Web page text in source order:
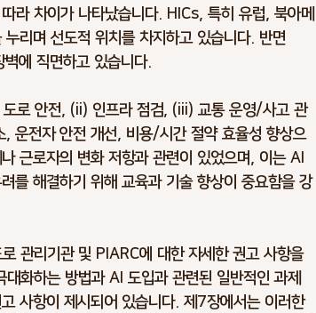
라 차이가 나타났습니다. HICs, 특히 유럽, 북아메
리며 선도적 위치를 차지하고 있습니다. 반면
에 직면하고 있습니다.
로 안전, (ii) 인프라 점검, (iii) 교통 운영/사고 관
운전자 안전 개선, 비용/시간 절약 효율성 향상으
근로자의 변화 저항과 관련이 있었으며, 이는 AI
를 해결하기 위해 교육과 기술 향상이 중요함을 강
관리기관 및 PIARC에 대한 자세한 권고 사항을
화하는 방법과 AI 도입과 관련된 일반적인 과제
사항이 제시되어 있습니다. 제7장에서는 이러한